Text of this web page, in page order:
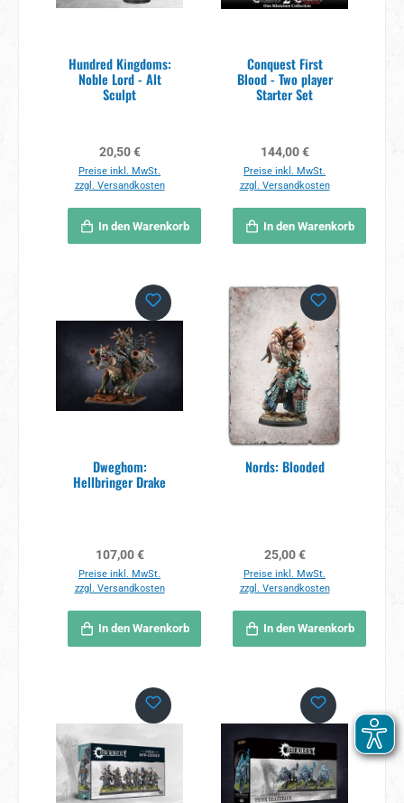
Hundred Kingdoms:
Noble Lord - Alt
Sculpt
Regulärer Preis:
20,50 €
Preise inkl. MwSt.
zzgl. Versandkosten
In den Warenkorb
Conquest First
Blood - Two player
Starter Set
Regulärer Preis:
144,00 €
Preise inkl. MwSt.
zzgl. Versandkosten
In den Warenkorb
Dweghom:
Hellbringer Drake
Regulärer Preis:
107,00 €
Preise inkl. MwSt.
zzgl. Versandkosten
In den Warenkorb
Nords: Blooded
Regulärer Preis:
25,00 €
Preise inkl. MwSt.
zzgl. Versandkosten
In den Warenkorb